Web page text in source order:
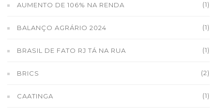
AUMENTO DE 106% NA RENDA (1)
BALANÇO AGRÁRIO 2024 (1)
BRASIL DE FATO RJ TÁ NA RUA (1)
BRICS (2)
CAATINGA (1)